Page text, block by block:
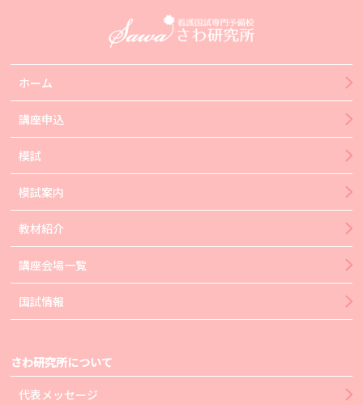
ホーム
講座申込
模試
模試案内
教材紹介
講座会場一覧
国試情報
さわ研究所について
代表メッセージ